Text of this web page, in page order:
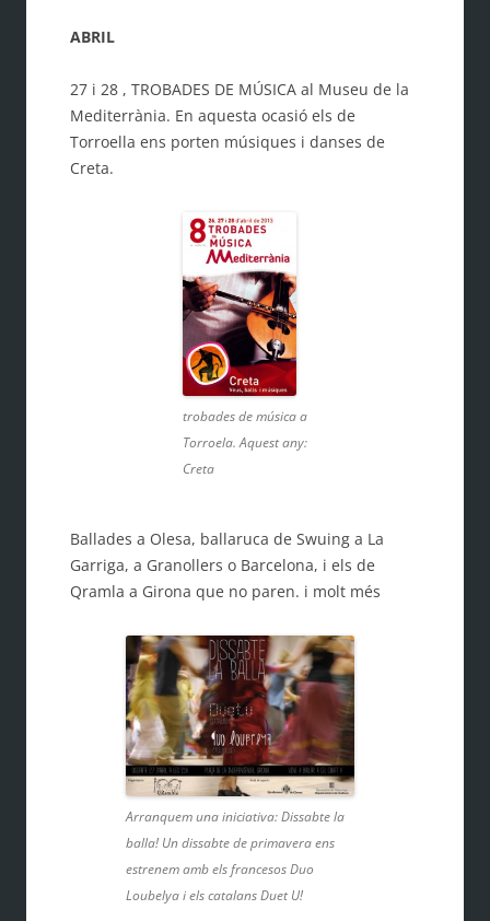
ABRIL
27 i 28 , TROBADES DE MÚSICA al Museu de la
Mediterrània. En aquesta ocasió els de
Torroella ens porten músiques i danses de
Creta.
trobades de música a
Torroela. Aquest any:
Creta
Ballades a Olesa, ballaruca de Swuing a La
Garriga, a Granollers o Barcelona, i els de
Qramla a Girona que no paren. i molt més
Arranquem una iniciativa: Dissabte la
balla! Un dissabte de primavera ens
estrenem amb els francesos Duo
Loubelya i els catalans Duet U!